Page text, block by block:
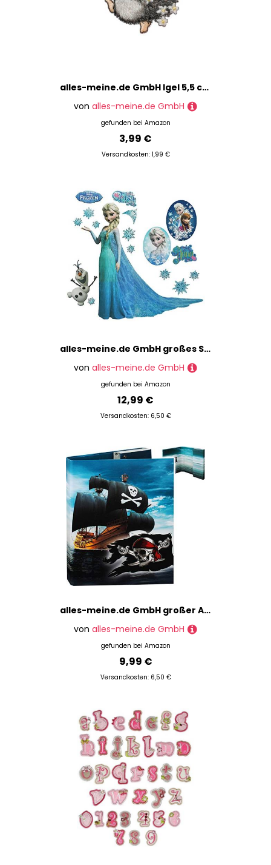
alles-meine.de GmbH Igel 5,5 cm * 5,4 cm BÜGELBILD mit Kleeblatt
von alles-meine.de GmbH
gefunden bei Amazon
3,99 €
Versandkosten: 1,99 €
alles-meine.de GmbH großes Set: Wandtattoo/Wandsticker - die Eiskönigin - Aufkleber Wandaufkleber für Mädchen - völlig unverfroren ELSA Arendelle/Poster - Postersticker - FRO..
von alles-meine.de GmbH
gefunden bei Amazon
12,99 €
Versandkosten: 6,50 €
alles-meine.de GmbH großer A4 - Heftordner/Heftbox/Sammelordner - Pirat - Piratenschiff - Aktenordner - für Hefte - Zeichnungen - Dokumente - Sammelmappe / 5,5 cm breit - Hef..
von alles-meine.de GmbH
gefunden bei Amazon
9,99 €
Versandkosten: 6,50 €